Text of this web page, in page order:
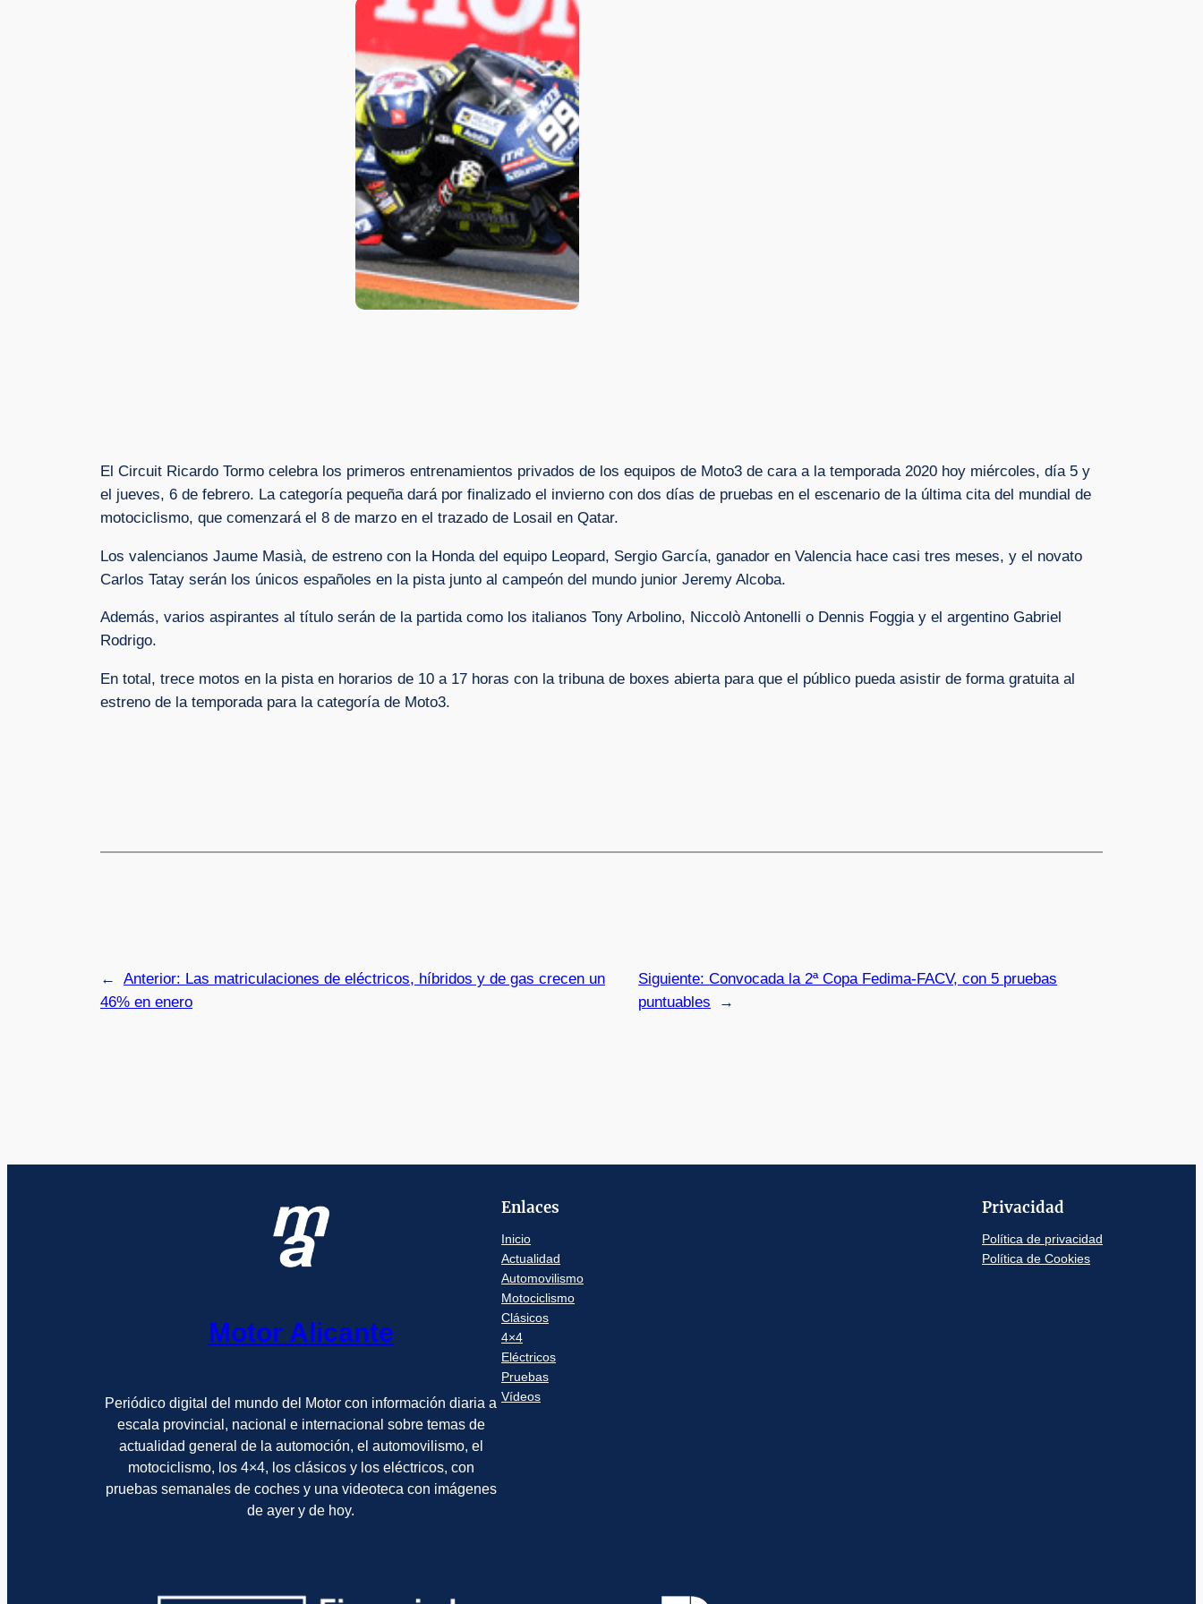
El Circuit Ricardo Tormo celebra los primeros entrenamientos privados de los equipos de Moto3 de cara a la temporada 2020 hoy miércoles, día 5 y
el jueves, 6 de febrero. La categoría pequeña dará por finalizado el invierno con dos días de pruebas en el escenario de la última cita del mundial de
motociclismo, que comenzará el 8 de marzo en el trazado de Losail en Qatar.
Los valencianos Jaume Masià, de estreno con la Honda del equipo Leopard, Sergio García, ganador en Valencia hace casi tres meses, y el novato
Carlos Tatay serán los únicos españoles en la pista junto al campeón del mundo junior Jeremy Alcoba.
Además, varios aspirantes al título serán de la partida como los italianos Tony Arbolino, Niccolò Antonelli o Dennis Foggia y el argentino Gabriel
Rodrigo.
En total, trece motos en la pista en horarios de 10 a 17 horas con la tribuna de boxes abierta para que el público pueda asistir de forma gratuita al
estreno de la temporada para la categoría de Moto3.
← Anterior: Las matriculaciones de eléctricos, híbridos y de gas crecen un
46% en enero
Siguiente:Convocada la 2ª Copa Fedima-FACV, con 5 pruebas
puntuables
→
Motor Alicante
Periódico digital del mundo del Motor con información diaria a
escala provincial, nacional e internacional sobre temas de
actualidad general de la automoción, el automovilismo, el
motociclismo, los 4×4, los clásicos y los eléctricos, con
pruebas semanales de coches y una videoteca con imágenes
de ayer y de hoy.
Enlaces
Inicio
Actualidad
Automovilismo
Motociclismo
Clásicos
4×4
Eléctricos
Pruebas
Vídeos
Privacidad
Política de privacidad
Política de Cookies